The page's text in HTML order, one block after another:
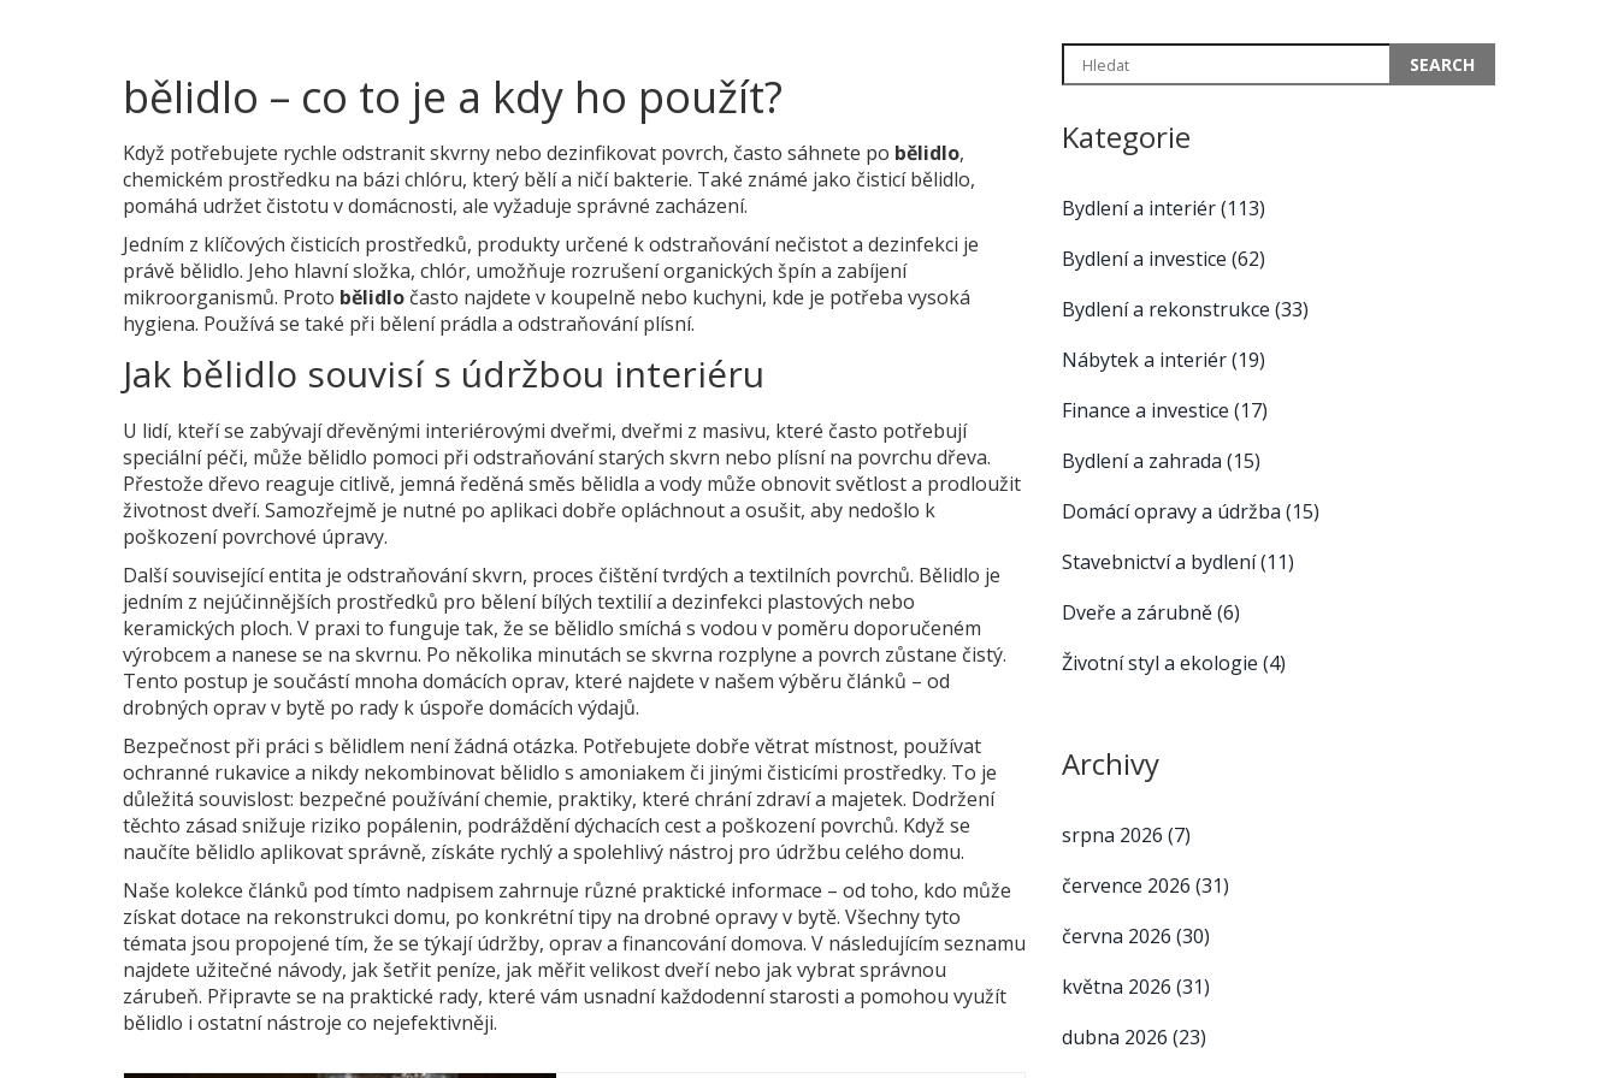
bělidlo – co to je a kdy ho použít?
Když potřebujete rychle odstranit skvrny nebo dezinfikovat povrch, často sáhnete po bělidlo,
chemickém prostředku na bázi chlóru, který bělí a ničí bakterie. Také známé jako čisticí bělidlo,
pomáhá udržet čistotu v domácnosti, ale vyžaduje správné zacházení.
Jedním z klíčových čisticích prostředků, produkty určené k odstraňování nečistot a dezinfekci je
právě bělidlo. Jeho hlavní složka, chlór, umožňuje rozrušení organických špín a zabíjení
mikroorganismů. Proto bělidlo často najdete v koupelně nebo kuchyni, kde je potřeba vysoká
hygiena. Používá se také při bělení prádla a odstraňování plísní.
Jak bělidlo souvisí s údržbou interiéru
U lidí, kteří se zabývajídřevěnými interiérovými dveřmi, dveřmi z masivu, které často potřebují
speciální péči, může bělidlo pomoci při odstraňování starých skvrn nebo plísní na povrchu dřeva.
Přestože dřevo reaguje citlivě, jemná ředěná směs bělidla a vody může obnovit světlost a prodloužit
životnost dveří. Samozřejmě je nutné po aplikaci dobře opláchnout a osušit, aby nedošlo k
poškození povrchové úpravy.
Další související entita je odstraňování skvrn, proces čištění tvrdých a textilních povrchů. Bělidlo je
jedním z nejúčinnějších prostředků pro bělení bílých textilií a dezinfekci plastových nebo
keramických ploch. V praxi to funguje tak, že se bělidlo smíchá s vodou v poměru doporučeném
výrobcem a nanese se na skvrnu. Po několika minutách se skvrna rozplyne a povrch zůstane čistý.
Tento postup je součástí mnoha domácích oprav, které najdete v našem výběru článků – od
drobných oprav v bytě po rady k úspoře domácích výdajů.
Bezpečnost při práci s bělidlem není žádná otázka. Potřebujete dobře větrat místnost, používat
ochranné rukavice a nikdy nekombinovat bělidlo s amoniakem či jinými čisticími prostředky. To je
důležitá souvislost: bezpečné používání chemie, praktiky, které chrání zdraví a majetek. Dodržení
těchto zásad snižuje riziko popálenin, podráždění dýchacích cest a poškození povrchů. Když se
naučíte bělidlo aplikovat správně, získáte rychlý a spolehlivý nástroj pro údržbu celého domu.
Naše kolekce článků pod tímto nadpisem zahrnuje různé praktické informace – od toho, kdo může
získat dotace na rekonstrukci domu, po konkrétní tipy na drobné opravy v bytě. Všechny tyto
témata jsou propojené tím, že se týkají údržby, oprav a financování domova. V následujícím seznamu
najdete užitečné návody, jak šetřit peníze, jak měřit velikost dveří nebo jak vybrat správnou
zárubeň. Připravte se na praktické rady, které vám usnadní každodenní starosti a pomohou využít
bělidlo i ostatní nástroje co nejefektivněji.
Kategorie
Bydlení a interiér(113)
Bydlení a investice (62)
Bydlení a rekonstrukce (33)
Nábytek a interiér(19)
Finance a investice (17)
Bydlení a zahrada (15)
Domácí opravy a údržba (15)
Stavebnictví a bydlení(11)
Dveře a zárubně(6)
Životní styl a ekologie (4)
Archivy
srpna 2026 (7)
července 2026 (31)
června 2026 (30)
května 2026 (31)
dubna 2026 (23)